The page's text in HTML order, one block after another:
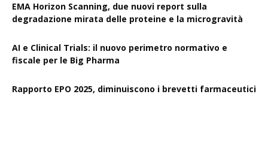
EMA Horizon Scanning, due nuovi report sulla
degradazione mirata delle proteine e la microgravità
AI e Clinical Trials: il nuovo perimetro normativo e
fiscale per le Big Pharma
Rapporto EPO 2025, diminuiscono i brevetti farmaceutici